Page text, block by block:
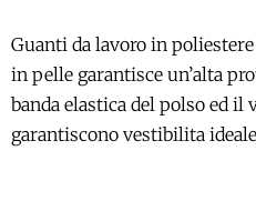
Guanti da lavoro in
in pelle garantisce un’alta
banda elastica del polso ed il
garantiscono vestibilita